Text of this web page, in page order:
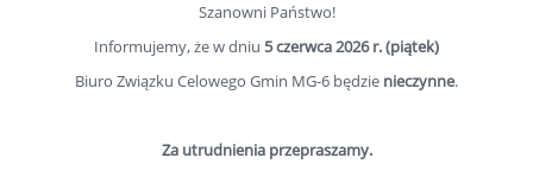
Szanowni Państwo!
Informujemy, że w dniu 5 czerwca 2026 r. (piątek)
Biuro Związku Celowego Gmin MG-6 będzie nieczynne.
Za utrudnienia przepraszamy.